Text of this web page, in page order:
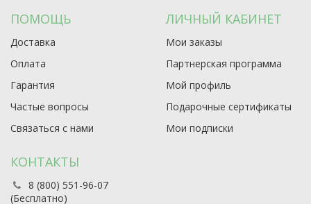
ПОМОЩЬ
Доставка
Оплата
Гарантия
Частые вопросы
Связаться с нами
ЛИЧНЫЙ КАБИНЕТ
Мои заказы
Партнерская программа
Мой профиль
Подарочные сертификаты
Мои подписки
КОНТАКТЫ
8 (800) 551-96-07
(Бесплатно)